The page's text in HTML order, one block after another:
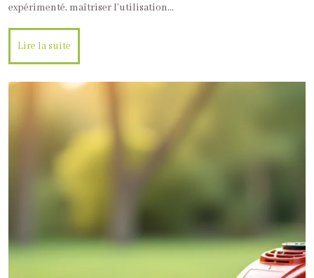
expérimenté, maîtriser l’utilisation…
Lire la suite